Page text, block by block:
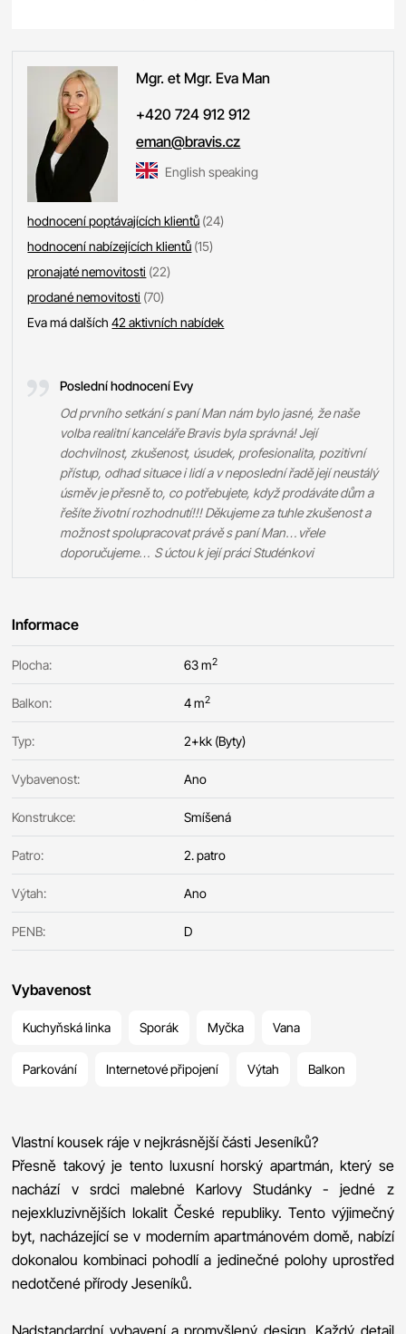
Mgr. et Mgr. Eva Man
+420 724 912 912
eman@bravis.cz
English speaking
hodnocení poptávajících klientů (24)
hodnocení nabízejících klientů (15)
pronajaté nemovitosti (22)
prodané nemovitosti (70)
Eva má dalších42 aktivních nabídek
Poslední hodnocení Evy
Od prvního setkání s paní Man nám bylo jasné, že naše
volba realitní kanceláře Bravis byla správná! Její
dochvilnost, zkušenost, úsudek, profesionalita, pozitivní
přístup, odhad situace i lidí a v neposlední řadě její neustálý
úsměv je přesně to, co potřebujete, když prodáváte dům a
řešíte životní rozhodnutí!!! Děkujeme za tuhle zkušenost a
možnost spolupracovat právě s paní Man…vřele
doporučujeme… S úctou k její práci Studénkovi
Informace
Plocha: 63 m2
Balkon: 4 m2
Typ: 2+kk (Byty)
Vybavenost: Ano
Konstrukce: Smíšená
Patro: 2. patro
Výtah: Ano
PENB: D
Vybavenost
Kuchyňská linka Sporák Myčka Vana
Parkování Internetové připojení Výtah Balkon
Vlastní kousek ráje v nejkrásnější části Jeseníků?
Přesně takový je tento luxusní horský apartmán, který se
nachází v srdci malebné Karlovy Studánky - jedné z
nejexkluzivnějších lokalit České republiky. Tento výjimečný
byt, nacházející se v moderním apartmánovém domě, nabízí
dokonalou kombinaci pohodlí a jedinečné polohy uprostřed
nedotčené přírody Jeseníků.
Nadstandardní vybavení a promyšlený design. Každý detail